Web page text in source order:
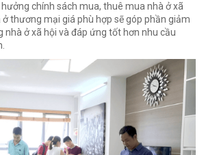
chính sách mua, thuê mua nhà ở xã
ở thương mại giá phù hợp sẽ góp phần giảm
nhà ở xã hội và đáp ứng tốt hơn nhu cầu